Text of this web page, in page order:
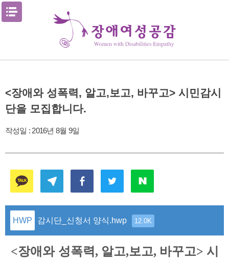
Skip
<장애와 성폭력, 알고,보고, 바꾸고> 시민감시
단을 모집합니다.
작성일 : 2016년 8월 9일
감시단_신청서 양식.hwp 12.0K
<장애와 성폭력 , 알고,보고, 바꾸고> 시